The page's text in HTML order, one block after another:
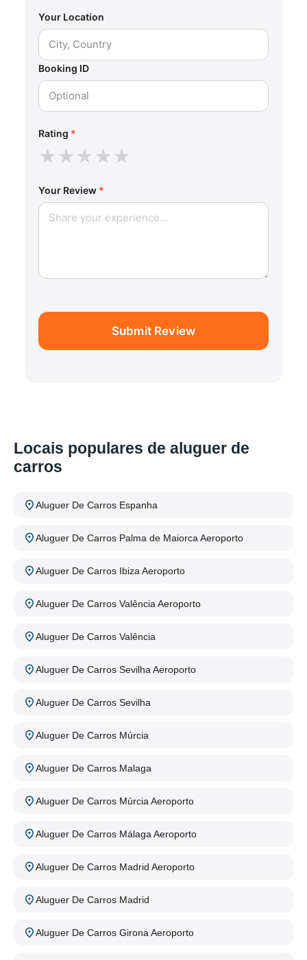
Your Location
Booking ID
Rating *
★★★★★
Your Review *
Submit Review
Locais populares de aluguer de
carros
Aluguer De Carros Espanha
Aluguer De Carros Palma de Maiorca Aeroporto
Aluguer De Carros Ibiza Aeroporto
Aluguer De Carros Valência Aeroporto
Aluguer De Carros Valência
Aluguer De Carros Sevilha Aeroporto
Aluguer De Carros Sevilha
Aluguer De Carros Múrcia
Aluguer De Carros Malaga
Aluguer De Carros Múrcia Aeroporto
Aluguer De Carros Málaga Aeroporto
Aluguer De Carros Madrid Aeroporto
Aluguer De Carros Madrid
Aluguer De Carros Girona Aeroporto